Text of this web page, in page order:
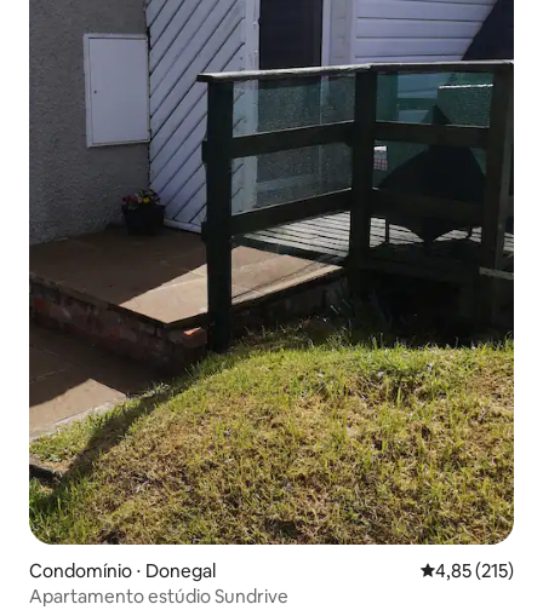
Condomínio ⋅ Donegal 4,85 de uma
4,85 (215)
Apartamento estúdio Sundrive